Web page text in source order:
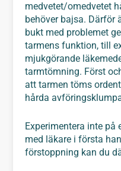
medvetet/omedvetet
behöver bajsa. Därför
bukt med problemet
tarmens funktion, till
mjukgörande
tarmtömning. Först
att tarmen töms
hårda
Experimentera inte på
med läkare i första
förstoppning kan du